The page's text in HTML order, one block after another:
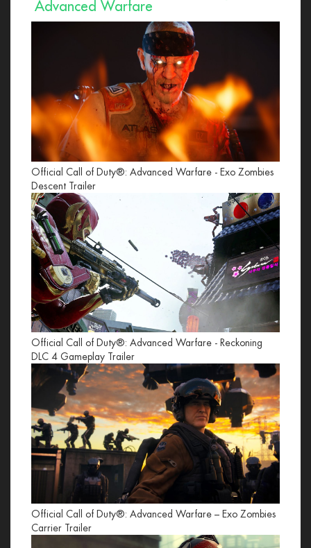
Advanced Warfare
Official Call of Duty®: Advanced Warfare - Exo Zombies
Descent Trailer
Official Call of Duty®: Advanced Warfare - Reckoning
DLC 4 Gameplay Trailer
Official Call of Duty®: Advanced Warfare – Exo Zombies
Carrier Trailer